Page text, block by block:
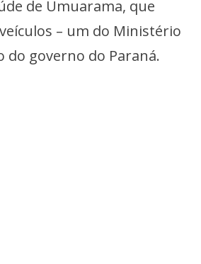
de Umuarama, que
– um do Ministério
do governo do Paraná.